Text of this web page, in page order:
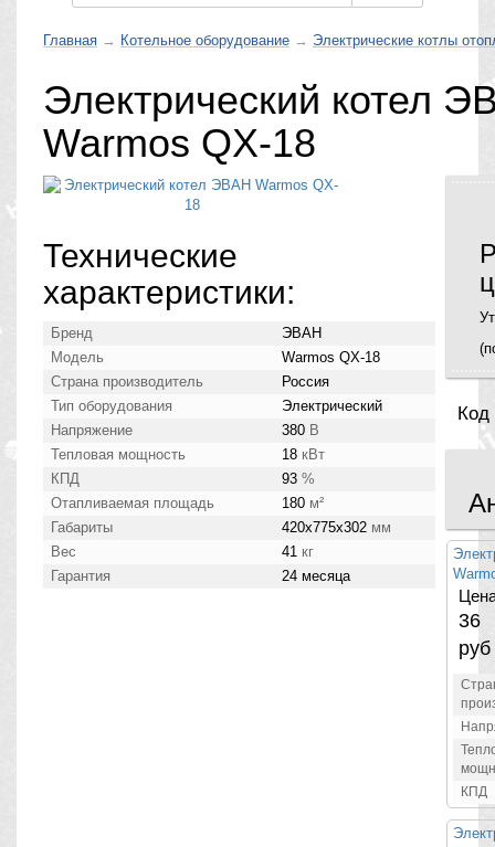
Главная → Котельное оборудование → Электрические котлы
Электрический котел
Warmos QX-18
Технические
характеристики:
Бренд
ЭВАН
Модель
Warmos QX-18
Страна производитель
Россия
Тип оборудования
Электрический
Напряжение
380 В
Тепловая мощность
18 кВт
КПД
93 %
Отапливаемая площадь
180 м²
Габариты
420x775x302 мм
Вес
41 кг
Гарантия
24 месяца
Код
36
руб
КПД